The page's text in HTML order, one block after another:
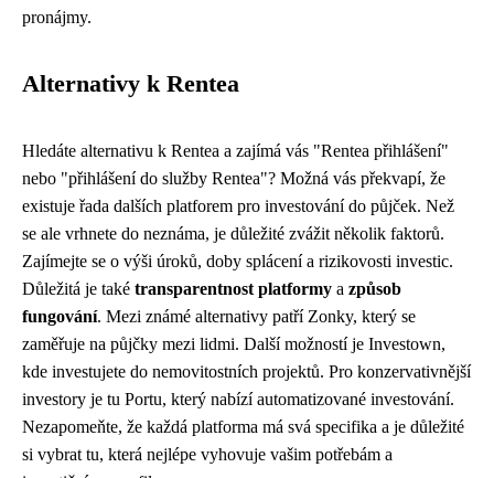
pronájmy.
Alternativy k Rentea
Hledáte alternativu k Rentea a zajímá vás "Rentea přihlášení"
nebo "přihlášení do služby Rentea"? Možná vás překvapí, že
existuje řada dalších platforem pro investování do půjček. Než
se ale vrhnete do neznáma, je důležité zvážit několik faktorů.
Zajímejte se o výši úroků, doby splácení a rizikovosti investic.
Důležitá je také transparentnost platformy a způsob
fungování. Mezi známé alternativy patří Zonky, který se
zaměřuje na půjčky mezi lidmi. Další možností je Investown,
kde investujete do nemovitostních projektů. Pro konzervativnější
investory je tu Portu, který nabízí automatizované investování.
Nezapomeňte, že každá platforma má svá specifika a je důležité
si vybrat tu, která nejlépe vyhovuje vašim potřebám a